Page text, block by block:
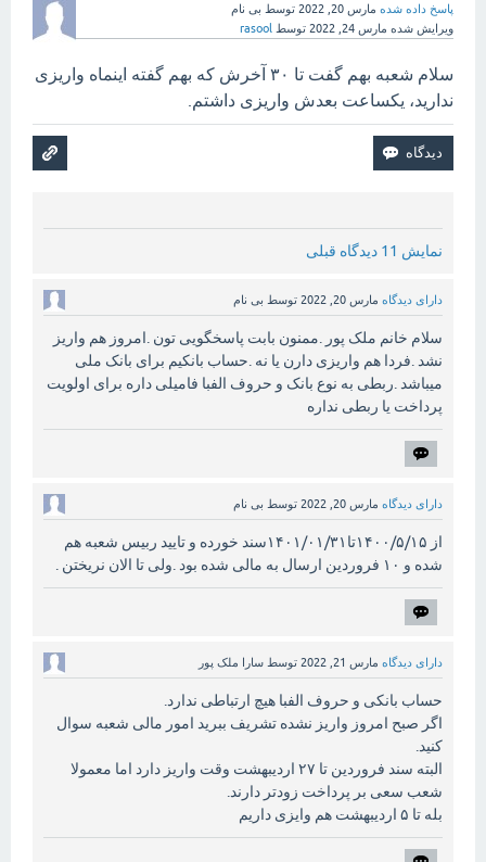
پاسخ داده شده مارس 20, 2022 توسط بی نام
ویرایش شده مارس 24, 2022 توسط rasool
سلام شعبه بهم گفت تا ۳۰ آخرش که بهم گفته اینماه واریزی
ندارید، یکساعت بعدش واریزی داشتم.
نمایش 11 دیدگاه قبلی
دارای دیدگاه مارس 20, 2022 توسط بی نام
سلام خانم ملک پور .ممنون بابت پاسخگویی تون .امروز هم واریز
نشد .فردا هم واریزی دارن یا نه .حساب بانکیم برای بانک ملی
میباشد .ربطی به نوع بانک و حروف الفبا فامیلی داره برای اولویت
پرداخت یا ربطی نداره
دارای دیدگاه مارس 20, 2022 توسط بی نام
از ۱۴۰۰/۵/۱۵تا۱۴۰۱/۰۱/۳۱سند خورده و تایید ربیس شعبه هم
شده و ۱۰ فروردین ارسال به مالی شده بود .ولی تا الان نریختن .
دارای دیدگاه مارس 21, 2022 توسط سارا ملک پور
حساب بانکی و حروف الفبا هیچ ارتباطی ندارد.
اگر صبح امروز واریز نشده تشریف ببرید امور مالی شعبه سوال
کنید.
البته سند فروردین تا ۲۷ اردیبهشت وقت واریز دارد اما معمولا
شعب سعی بر پرداخت زودتر دارند.
بله تا ۵ اردیبهشت هم وایزی داریم